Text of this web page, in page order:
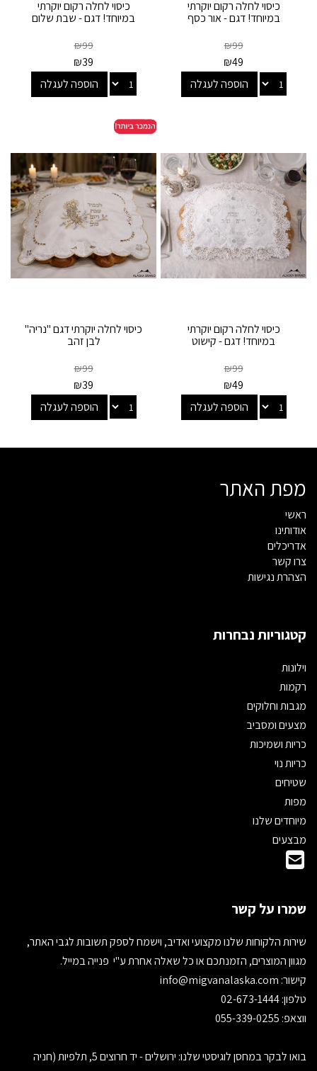
כיסוי לחלה רקום יוקרתי
במיוחד! דגם - אור כסף
₪99
₪49
הוספה לעגלה
כיסוי לחלה רקום יוקרתי
במיוחד! דגם - שבת שלום
₪99
₪39
הוספה לעגלה
כיסוי לחלה רקום יוקרתי
במיוחד! דגם - קישוט
₪99
₪49
הוספה לעגלה
כיסוי לחלה יוקרתי דגם "נריה"
לבן זהב
₪99
₪39
הוספה לעגלה
מפת האתר
ראשי
אודותינו
אדריכלים
צרו קשר
הצהרת נגישות
קטגוריות נבחרות
וילונות
רקמות
מגבות וחלוקים
מצעים ומסביב
כריות ושמיכות
כריות נוי
שטיחים
מפות
מיוחדים שלנו
מבצעים
שמרו על קשר
שירות הלקוחות שלנו מקצועי ואדיב, וישמח לספק תשובות לגבי האתר,
מגוון המוצרים, הזמנתכם או כל שאלה אחרת ע"י פנייה במייל.
קישור:
טלפון: 02-673-1444
ווצאפ: 055-339-0255
בואו לבקר במחסן לוגיסטי שלנו: ירושלים - יד חרוצים 5, תלפיות (חניה